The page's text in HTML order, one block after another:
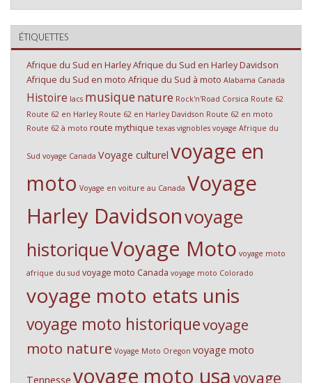
ÉTIQUETTES
Afrique du Sud en HarleyAfrique du Sud en Harley Davidson
Afrique du Sud en moto Afrique du Sud à moto Alabama Canada
Histoire lacs musiquenature Rock'n'Road Corsica Route 62
Route 62 en Harley Route 62 en Harley Davidson Route 62 en moto
Route 62 à moto route mythique texas vignobles voyage Afrique du
Sud voyage Canada Voyage culturel voyage en
moto Voyage en voiture au Canada Voyage
Harley Davidsonvoyage
historiqueVoyage Moto voyage moto
afrique du sud voyage moto Canada voyage moto Colorado
voyage moto etats unis
voyage moto historiquevoyage
moto nature Voyage Moto Oregon voyage moto
Tennesse voyage moto usavoyage